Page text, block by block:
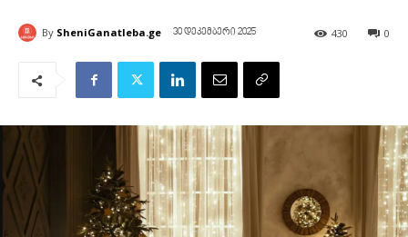
By SheniGanatleba.ge 30 დეკემბერი 2025 0
430